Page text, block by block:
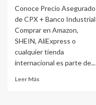
Conoce Precio Asegurado
de CPX + Banco Industrial
Comprar en Amazon,
SHEIN, AliExpress o
cualquier tienda
internacional es parte de...
Leer Más